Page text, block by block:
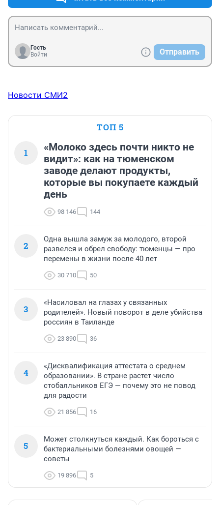
Гость
Войти
Отправить
Новости СМИ2
ТОП 5
1
«Молоко здесь почти никто не
видит»: как на тюменском
заводе делают продукты,
которые вы покупаете каждый
день
98 146 144
2
Одна вышла замуж за молодого, второй
развелся и обрел свободу: тюменцы — про
перемены в жизни после 40 лет
30 710 50
3
«Насиловал на глазах у связанных
родителей». Новый поворот в деле убийства
россиян в Таиланде
23 890 36
4
«Дисквалификация аттестата о среднем
образовании». В стране растет число
стобалльников ЕГЭ — почему это не повод
для радости
21 856 16
5
Может столкнуться каждый. Как бороться с
бактериальными болезнями овощей —
советы
19 896 5